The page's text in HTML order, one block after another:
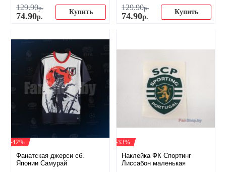
129.90р.
74.90р.
Купить
129.90р.
74.90р.
Купить
-42%
Фанатская джерси сб.
Японии Самурай
-33%
Наклейка ФК Спортинг
Лиссабон маленькая